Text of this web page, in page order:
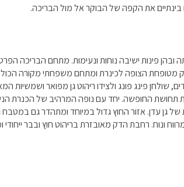
את הקפה של הבוקר אל מול הבריכה.
ונוח. רחבת הדק מאובזרת בריהוט חוץ ובבר ייחודי